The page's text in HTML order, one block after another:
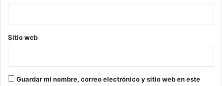
Sitio web
Guardar mi nombre, correo electrónico y sitio web en este